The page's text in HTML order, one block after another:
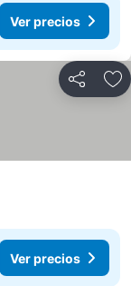
Ver precios
Compartir
Ver precios